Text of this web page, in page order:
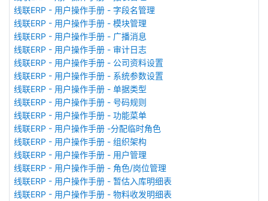
线联ERP - 用户操作手册 - 字段名管理
线联ERP - 用户操作手册 - 模块管理
线联ERP - 用户操作手册 - 广播消息
线联ERP - 用户操作手册 - 审计日志
线联ERP - 用户操作手册 - 公司资料设置
线联ERP - 用户操作手册 - 系统参数设置
线联ERP - 用户操作手册 - 单据类型
线联ERP - 用户操作手册 - 号码规则
线联ERP - 用户操作手册 - 功能菜单
线联ERP - 用户操作手册 -分配临时角色
线联ERP - 用户操作手册 - 组织架构
线联ERP - 用户操作手册 - 用户管理
线联ERP - 用户操作手册 - 角色/岗位管理
线联ERP - 用户操作手册 - 暂估入库明细表
线联ERP - 用户操作手册 - 物料收发明细表